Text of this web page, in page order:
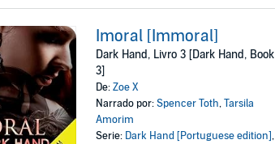
Imoral [Immoral]
Dark Hand, Livro 3 [Dark Hand, Book
3]
De:Zoe X
Narrado por:Spencer Toth,Tarsila
Amorim
Serie: Dark Hand [Portuguese edition],